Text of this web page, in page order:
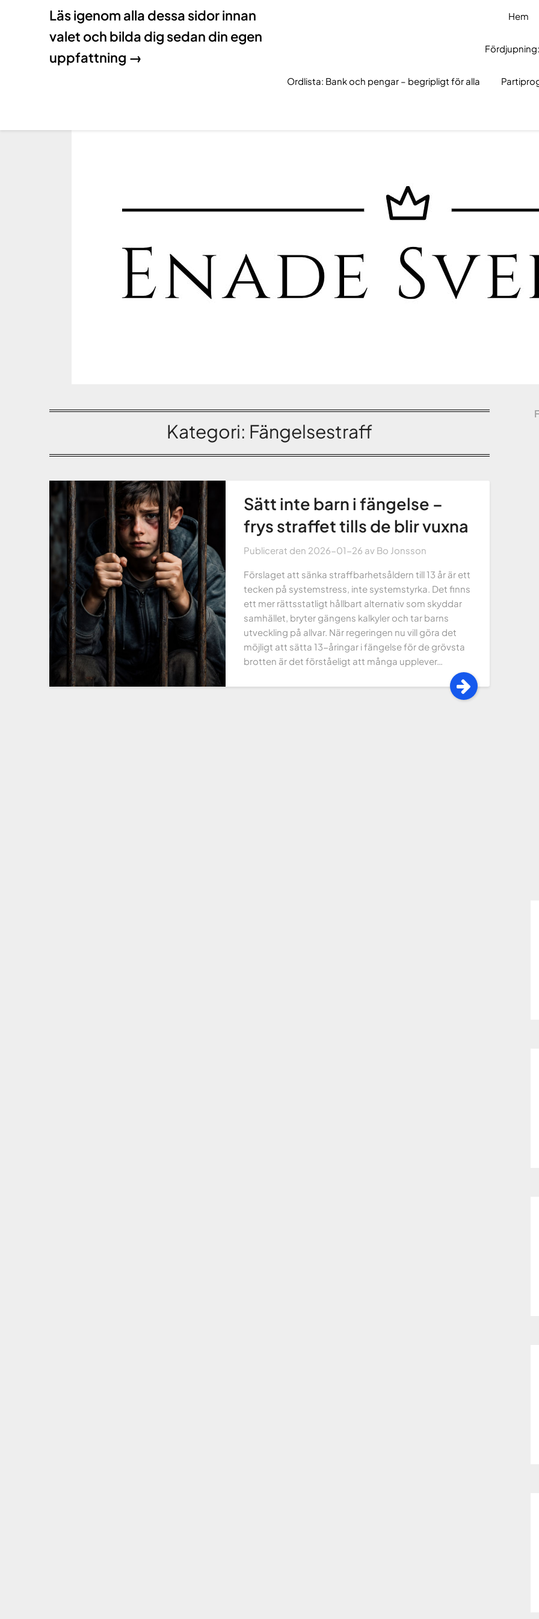
Läs igenom alla dessa sidor innan
valet och bilda dig sedan din egen
uppfattning →
Hem
Ordlista: Bank och pengar – begripligt för alla
Kategori: Fängelsestraff
Sätt inte barn i fängelse –
frys straffet tills de blir vuxna
Publicerat den 2026-01-26 av Bo Jonsson
Förslaget att sänka straffbarhetsåldern till 13 år är ett
tecken på systemstress, inte systemstyrka. Det finns
ett mer rättsstatligt hållbart alternativ som skyddar
samhället, bryter gängens kalkyler och tar barns
utveckling på allvar. När regeringen nu vill göra det
möjligt att sätta 13-åringar i fängelse för de grövsta
brotten är det förståeligt att många upplever…